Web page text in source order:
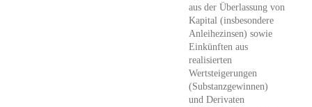
aus der Überlassung von
Kapital (insbesondere
Anleihezinsen) sowie
Einkünften aus
realisierten
Wertsteigerungen
(Substanzgewinnen)
und Derivaten